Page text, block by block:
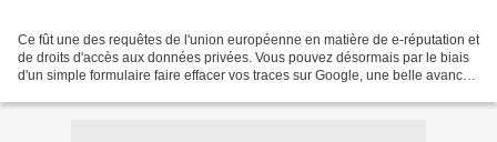
Ce fût une des requêtes de l'union européenne en matière de e-réputation et
de droits d'accès aux données privées. Vous pouvez désormais par le biais
d'un simple formulaire faire effacer vos traces sur Google, une belle avancée